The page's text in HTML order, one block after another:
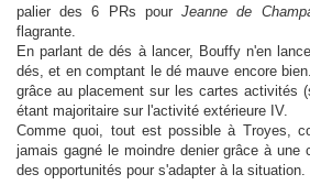
palier des 6 PRs pourJeanne de
flagrante.
En parlant de dés à lancer, Bouffy n'en
dés, et en comptant le dé mauve encore
grâce au placement sur les cartes activités
étant majoritaire sur l'activité extérieure IV.
Comme quoi, tout est possible à Troyes,
jamais gagné le moindre denier grâce à
des opportunités pour s'adapter à la situation.